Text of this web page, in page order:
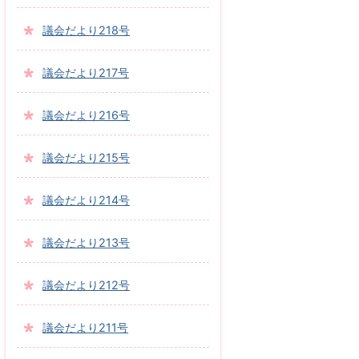
議会だより218号
議会だより217号
議会だより216号
議会だより215号
議会だより214号
議会だより213号
議会だより212号
議会だより211号